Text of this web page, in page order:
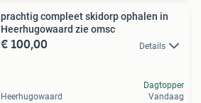
prachtig compleet skidorp ophalen in
Heerhugowaard zie omsc
€ 100,00 Details
Heerhugowaard
Dagtopper
Vandaag